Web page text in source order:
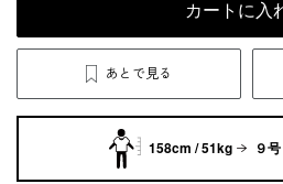
カートに入
あとで見る
158cm / 51kg ９号